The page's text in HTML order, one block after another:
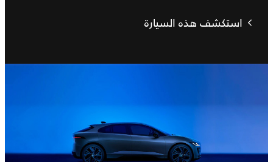
استكشف هذه السيارة